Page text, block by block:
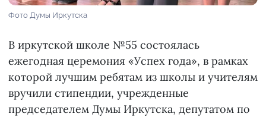
Фото Думы Иркутска
В иркутской школе №55 состоялась
ежегодная церемония «Успех года», в рамках
которой лучшим ребятам из школы и учителям
вручили стипендии, учрежденные
председателем Думы Иркутска, депутатом по